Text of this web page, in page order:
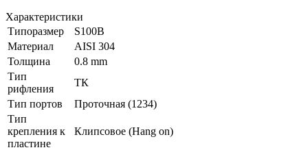
Характеристики
Типоразмер
S100B
Материал
AISI 304
Толщина
0.8 mm
Тип
рифления
ТК
Тип портов
Проточная (1234)
Тип
крепления к
пластине
Клипсовое (Hang on)